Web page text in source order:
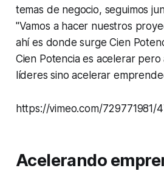
temas de negocio, seguimos
"Vamos a hacer nuestros
ahí es donde surge Cien
Cien Potencia es acelerar pero
líderes sino acelerar
https://vimeo.com/729771981/
Acelerando